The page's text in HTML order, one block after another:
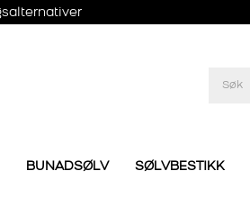
BUNADSØLV SØLVBESTIKK